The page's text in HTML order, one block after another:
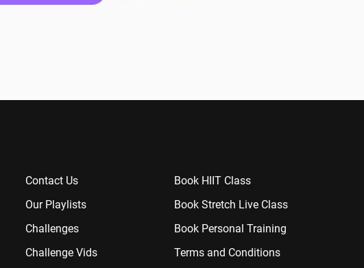
Contact Us
Our Playlists
Challenges
Challenge Vids
Book HIIT Class
Book Stretch Live Class
Book Personal Training
Terms and Conditions